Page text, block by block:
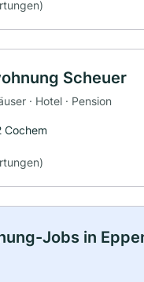
Scheuer
· Hotel · Pension
Cochem
Jobs in